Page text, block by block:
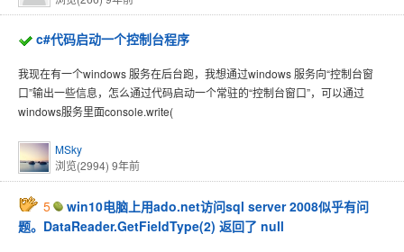
c#代码启动一个控制台程序
我现在有一个windows 服务在后台跑，我想通过windows 服务向“控制台窗
口”输出一些信息，怎么通过代码启动一个常驻的“控制台窗口”，可以通过
windows服务里面console.write(
MSky
浏览(2994) 9年前
5
win10电脑上用ado.net访问sql server 2008似乎有问
题。DataReader.GetFieldType(2) 返回了 null